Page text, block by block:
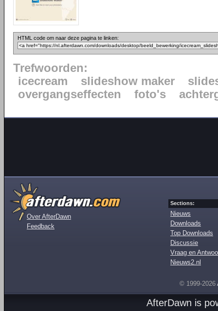
HTML code om naar deze pagina te linken:
Trefwoorden:
icecream
slideshow maker
overgangseffecten
foto's
Over AfterDawn
Feedback
Sections:
Nieuws
Downloads
Top Downloads
Discussie
Vraag en
Nieuws2.nl
© 1999-2026
AfterDawn is